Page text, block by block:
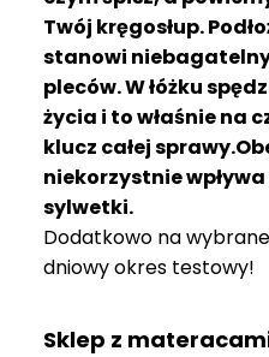
Twój kręgosłup.
stanowi
pleców. W łóżku
życia i to właśnie na
klucz całej
niekorzystnie
sylwetki.
Dodatkowo na
dniowy okres testowy!
Sklep z materacami